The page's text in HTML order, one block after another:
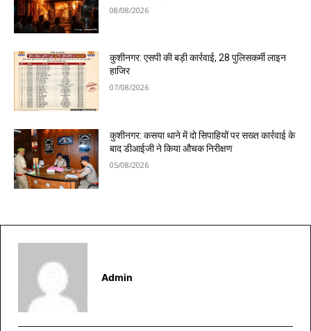
08/08/2026
कुशीनगर: एसपी की बड़ी कार्रवाई, 28 पुलिसकर्मी लाइन
हाजिर
07/08/2026
कुशीनगर: कसया थाने में दो सिपाहियों पर सख्त कार्रवाई के
बाद डीआईजी ने किया औचक निरीक्षण
05/08/2026
Admin